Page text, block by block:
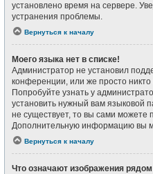
установлено время на сервере.
устранения проблемы.
Вернуться к началу
Моего языка нет в списке!
Администратор не установил
конференции, или же просто
Попробуйте узнать у
установить нужный вам языковой
не существует, то вы сами можете
Дополнительную информацию вы
Вернуться к началу
Что означают изображения